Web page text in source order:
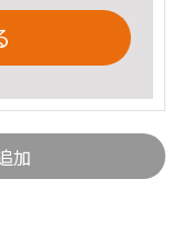
加